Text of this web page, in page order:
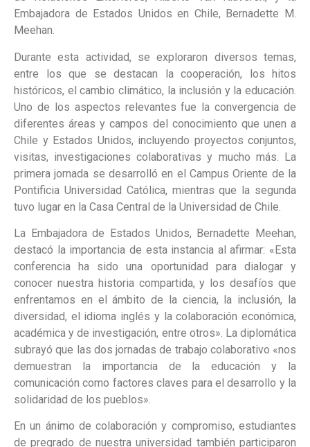
Embajadora de Estados Unidos en Chile, Bernadette M.
Meehan.
Durante esta actividad, se exploraron diversos temas,
entre los que se destacan la cooperación, los hitos
históricos, el cambio climático, la inclusión y la educación.
Uno de los aspectos relevantes fue la convergencia de
diferentes áreas y campos del conocimiento que unen a
Chile y Estados Unidos, incluyendo proyectos conjuntos,
visitas, investigaciones colaborativas y mucho más. La
primera jornada se desarrolló en el Campus Oriente de la
Pontificia Universidad Católica, mientras que la segunda
tuvo lugar en la Casa Central de la Universidad de Chile.
La Embajadora de Estados Unidos, Bernadette Meehan,
destacó la importancia de esta instancia al afirmar: «Esta
conferencia ha sido una oportunidad para dialogar y
conocer nuestra historia compartida, y los desafíos que
enfrentamos en el ámbito de la ciencia, la inclusión, la
diversidad, el idioma inglés y la colaboración económica,
académica y de investigación, entre otros». La diplomática
subrayó que las dos jornadas de trabajo colaborativo «nos
demuestran la importancia de la educación y la
comunicación como factores claves para el desarrollo y la
solidaridad de los pueblos».
En un ánimo de colaboración y compromiso, estudiantes
de pregrado de nuestra universidad también participaron